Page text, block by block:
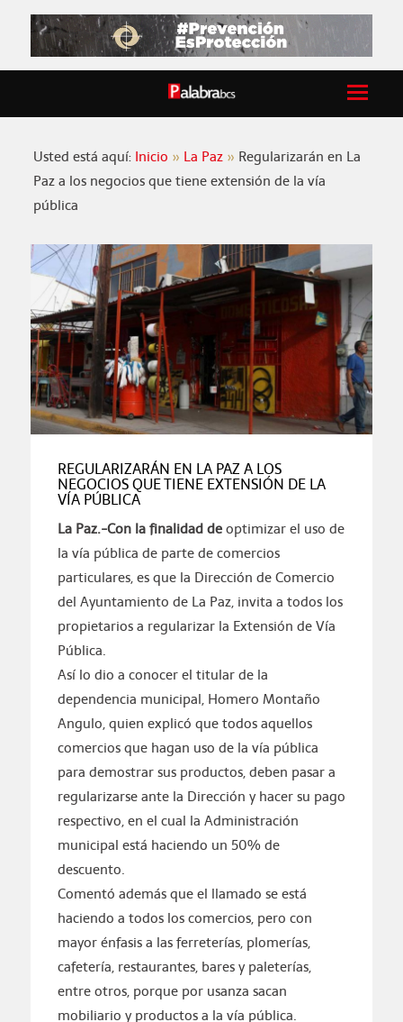
Usted está aquí: Inicio La Paz
Regularizarán en La
Paz a los negocios que tiene extensión de la vía
pública
REGULARIZARÁN EN LA PAZ A LOS
NEGOCIOS QUE TIENE EXTENSIÓN DE LA
VÍA PÚBLICA
La Paz.-Con la finalidad deoptimizar el uso de
la vía pública de parte de comercios
particulares, es que la Dirección de Comercio
del Ayuntamiento de La Paz, invita a todos los
propietarios a regularizar la Extensión de Vía
Pública.
Así lo dio a conocer el titular de la
dependencia municipal, Homero Montaño
Angulo, quien explicó que todos aquellos
comercios que hagan uso de la vía pública
para demostrar sus productos, deben pasar a
regularizarse ante la Dirección y hacer su pago
respectivo, en el cual la Administración
municipal está haciendo un 50% de
descuento.
Comentó además que el llamado se está
haciendo a todos los comercios, pero con
mayor énfasis a las ferreterías, plomerías,
cafetería, restaurantes, bares y paleterías,
entre otros, porque por usanza sacan
mobiliario y productos a la vía pública.